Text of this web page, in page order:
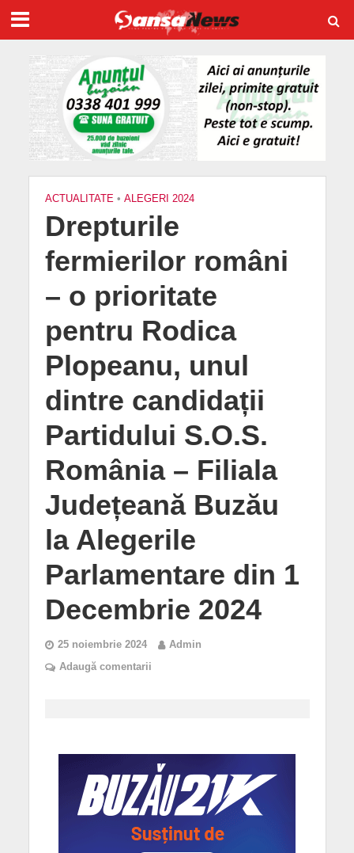
ACTUALITATE • ALEGERI 2024
Drepturile
fermierilor români
– o prioritate
pentru Rodica
Plopeanu, unul
dintre candidații
Partidului S.O.S.
România – Filiala
Județeană Buzău
la Alegerile
Parlamentare din 1
Decembrie 2024
25 noiembrie 2024
Admin
Adaugă comentarii